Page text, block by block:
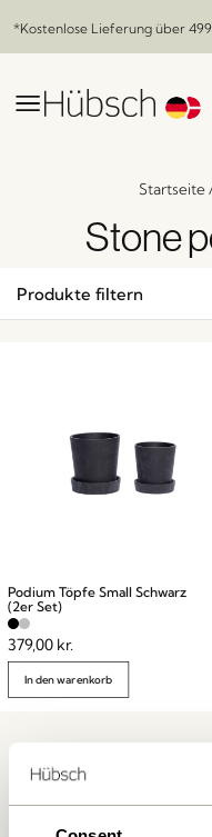
*Kostenlose Lieferung über
Startseite
Stone
Produkte filtern
Podium Töpfe Small Schwarz
(2er Set)
379,00 kr.
In den warenkorb